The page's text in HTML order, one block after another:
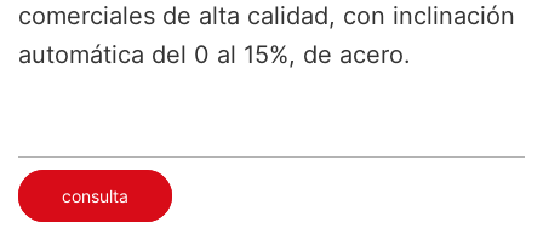
comerciales de alta calidad, con inclinación
automática del 0 al 15%, de acero.
consulta